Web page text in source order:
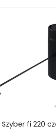
Szyber fi 220